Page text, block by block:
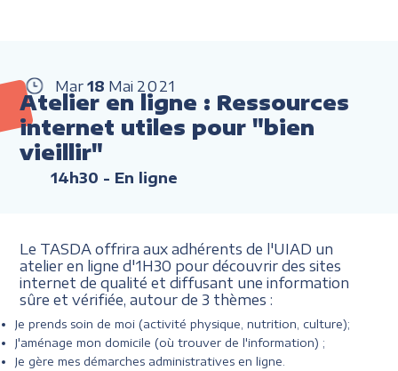
Mar 18 Mai 2021
Atelier en ligne : Ressources
internet utiles pour "bien
vieillir"
14h30 - En ligne
Le TASDA offrira aux adhérents de l'UIAD un
atelier en ligne d'1H30 pour découvrir des sites
internet de qualité et diffusant une information
sûre et vérifiée, autour de 3 thèmes :
Je prends soin de moi (activité physique, nutrition, culture);
J'aménage mon domicile (où trouver de l'information) ;
Je gère mes démarches administratives en ligne.